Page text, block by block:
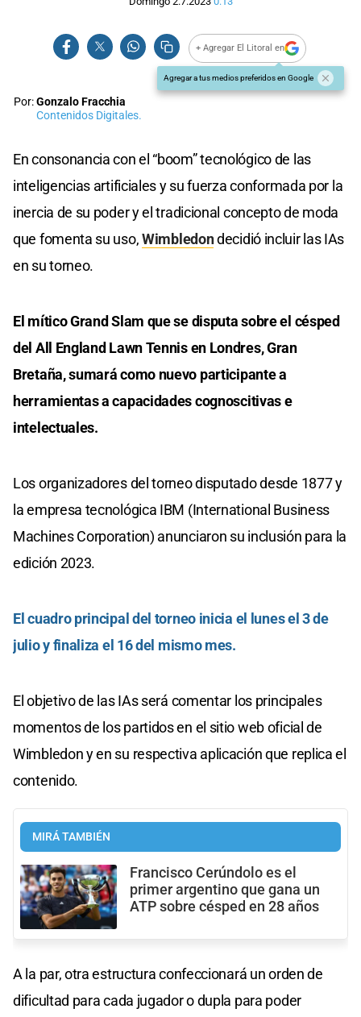
+ Agregar El Litoral en
Agregar a tus medios preferidos en Google
Por:Gonzalo Fracchia
Contenidos Digitales.
En consonancia con el “boom” tecnológico de las
inteligencias artificiales y su fuerza conformada por la
inercia de su poder y el tradicional concepto de moda
que fomenta su uso,Wimbledondecidió incluir las IAs
en su torneo.
El mítico Grand Slam que se disputa sobre el césped
del All England Lawn Tennis en Londres, Gran
Bretaña, sumará como nuevo participante a
herramientas a capacidades cognoscitivas e
intelectuales.
Los organizadores del torneo disputado desde 1877 y
la empresa tecnológica IBM (International Business
Machines Corporation) anunciaron su inclusión para la
edición 2023.
El cuadro principal del torneo inicia el lunes el 3 de
julio y finaliza el 16 del mismo mes.
El objetivo de las IAs será comentar los principales
momentos de los partidos en el sitio web oficial de
Wimbledon y en su respectiva aplicación que replica el
contenido.
MIRÁ TAMBIÉN
Francisco Cerúndolo es el
primer argentino que gana un
ATP sobre césped en 28 años
A la par, otra estructura confeccionará un orden de
dificultad para cada jugador o dupla para poder